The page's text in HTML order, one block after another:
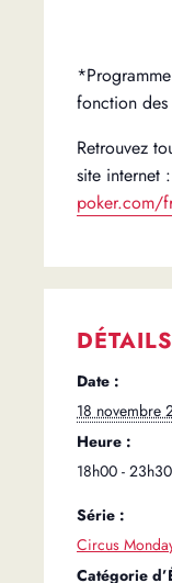
fonction des
Retrouvez
site internet :
DÉTAILS
Date :
18 novembre
Heure :
18h00 - 23h30
Série :
Circus
Catégorie